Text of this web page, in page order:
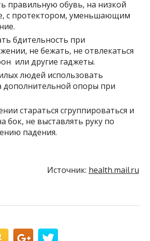
правильную обувь, на низкой
с протектором, уменьшающим
бдительность при
не бежать, не отвлекаться
или другие гаджеты.
людей использовать
дополнительной опоры при
стараться сгруппироваться и
бок, не выставлять руку по
падения.
Источник: health.mail.ru